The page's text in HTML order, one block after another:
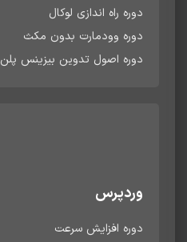
دوره راه اندازی لوکال
دوره وودمارت بدون مکث
دوره اصول تدوین بیزینس پلن
وردپرس
دوره افزایش سرعت